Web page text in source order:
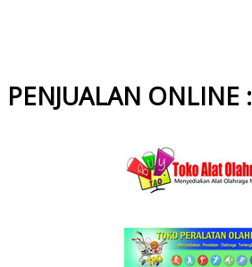
PENJUALAN ONLINE :